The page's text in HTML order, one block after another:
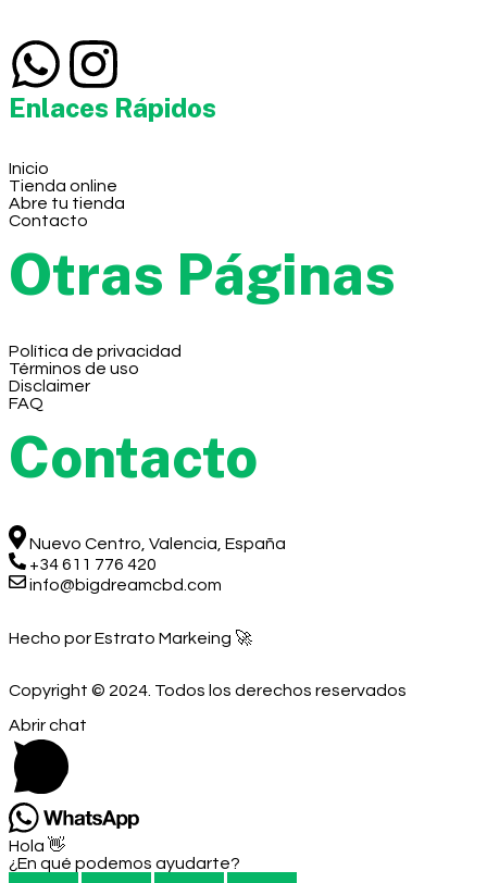
Enlaces Rápidos
Inicio
Tienda online
Abre tu tienda
Contacto
Otras Páginas
Política de privacidad
Términos de uso
Disclaimer
FAQ
Contacto
Nuevo Centro, Valencia, España
+34 611 776 420
info@bigdreamcbd.com
Hecho por Estrato Markeing 🚀
Copyright © 2024. Todos los derechos reservados
Abrir chat
Hola 👋
¿En qué podemos ayudarte?